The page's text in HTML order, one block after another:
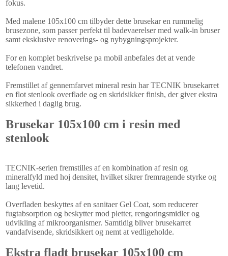
fokus.
Med malene 105x100 cm tilbyder dette brusekar en rummelig
brusezone, som passer perfekt til badevaerelser med walk-in bruser
samt eksklusive renoverings- og nybygningsprojekter.
For en komplet beskrivelse pa mobil anbefales det at vende
telefonen vandret.
Fremstillet af gennemfarvet mineral resin har TECNIK brusekarret
en flot stenlook overflade og en skridsikker finish, der giver ekstra
sikkerhed i daglig brug.
Brusekar 105x100 cm i resin med
stenlook
TECNIK-serien fremstilles af en kombination af resin og
mineralfyld med hoj densitet, hvilket sikrer fremragende styrke og
lang levetid.
Overfladen beskyttes af en sanitaer Gel Coat, som reducerer
fugtabsorption og beskytter mod pletter, rengoringsmidler og
udvikling af mikroorganismer. Samtidig bliver brusekarret
vandafvisende, skridsikkert og nemt at vedligeholde.
Ekstra fladt brusekar 105x100 cm